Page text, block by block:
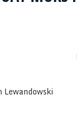
Lewandowski